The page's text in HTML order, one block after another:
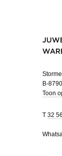
B-
Toon
T 32